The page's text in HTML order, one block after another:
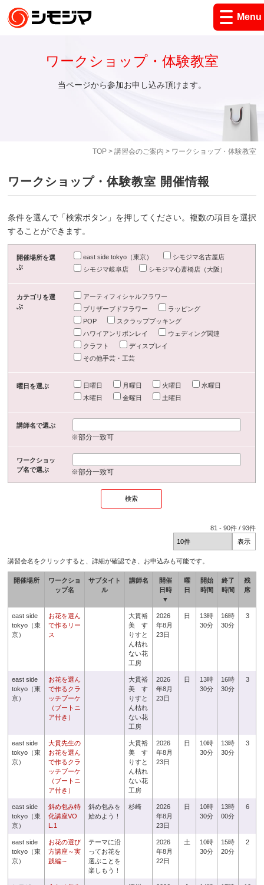
Menu
TOP> 講習会のご案内 > ワークショップ・体験教室
ワークショップ・体験教室
当ページから参加お申し込み頂けます。
ワークショップ・体験教室 開催情報
条件を選んで「検索ボタン」を押してください。複数の項目を選択
することができます。
開催場所を選
ぶ
east side tokyo（東京）
シモジマ名古屋店
シモジマ岐阜店
シモジマ心斎橋店（大阪）
カテゴリを選
ぶ
アーティフィシャルフラワー
プリザーブドフラワー
ラッピング
POP
スクラップブッキング
ハワイアンリボンレイ
ウェディング関連
クラフト
ディスプレイ
その他手芸・工芸
曜日を選ぶ 日曜日 月曜日 火曜日
水曜日
木曜日
金曜日 土曜日
講師名で選ぶ
※部分一致可
ワークショッ
プ名で選ぶ
※部分一致可
81 -90件 /93件
講習会名をクリックすると、詳細が確認でき、お申込みも可能です。
開催場所
ワークショ
ップ名
サブタイト
ル
講師名
開催
日時
▼
曜
日
開始
時間
終了
時間
残
席
east side
tokyo（東
京）
お花を選ん
で作るリー
ス
大貫裕
美 す
りすと
ん枯れ
ない花
工房
2026
年8月
23日
日
13時
30分
16時
30分
3
east side
tokyo（東
京）
お花を選ん
で作るクラ
ッチブーケ
（ブートニ
ア付き）
大貫裕
美 す
りすと
ん枯れ
ない花
工房
2026
年8月
23日
日
13時
30分
16時
30分
3
east side
tokyo（東
京）
大貫先生の
お花を選ん
で作るクラ
ッチブーケ
（ブートニ
ア付き）
大貫裕
美 す
りすと
ん枯れ
ない花
工房
2026
年8月
23日
日
10時
30分
13時
30分
3
east side
tokyo（東
京）
斜め包み特
化講座VO
L.1
斜め包みを
始めよう！
杉崎
2026
年8月
23日
日
10時
30分
13時
00分
6
east side
tokyo（東
京）
お花の選び
方講座～実
践編～
テーマに沿
ってお花を
選ぶことを
楽しもう！
2026
年8月
22日
土
10時
30分
15時
20分
2